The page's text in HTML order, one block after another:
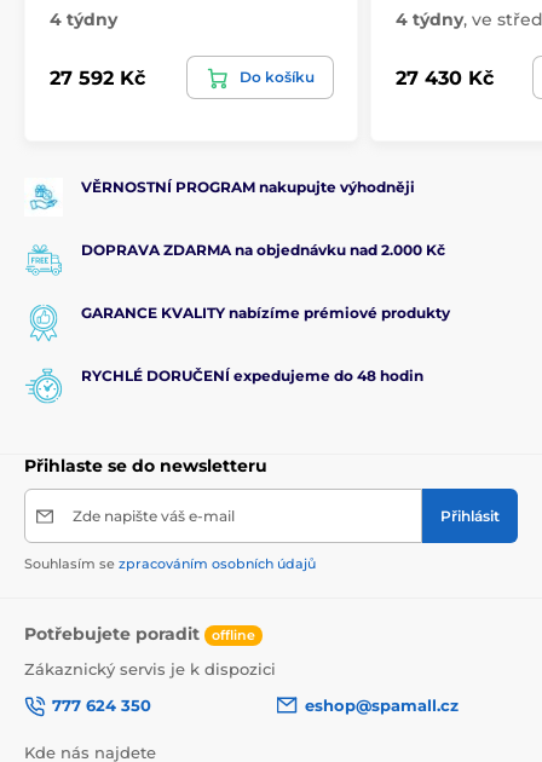
4 týdny
27 592 Kč Do košíku
4 týdny, ve
27 430 Kč
VĚRNOSTNÍ PROGRAM nakupujte výhodněji
DOPRAVA ZDARMA na objednávku nad 2.000 Kč
GARANCE KVALITY nabízíme prémiové produkty
RYCHLÉ DORUČENÍ expedujeme do 48 hodin
Přihlaste se do newsletteru
Zde napište váš e-mail Přihlásit
Souhlasím se zpracováním osobních údajů
Potřebujete poradit offline
Zákaznický servis je k dispozici
777 624 350
eshop@spamall.cz
Kde nás najdete